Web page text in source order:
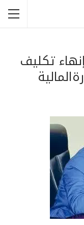
تكليف